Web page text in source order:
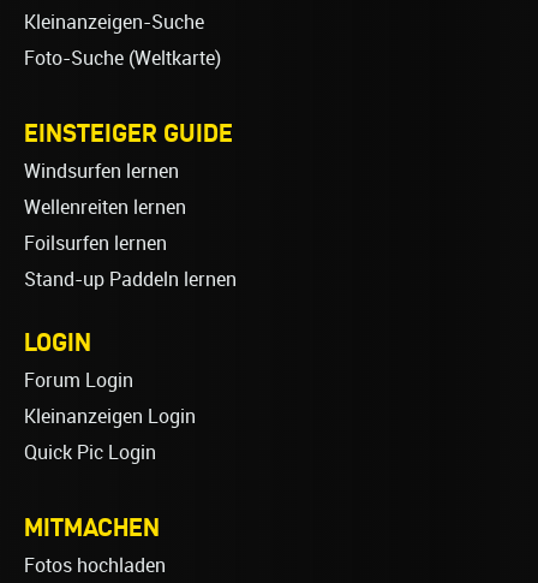
Kleinanzeigen-Suche
Foto-Suche (Weltkarte)
EINSTEIGER GUIDE
Windsurfen lernen
Wellenreiten lernen
Foilsurfen lernen
Stand-up Paddeln lernen
LOGIN
Forum Login
Kleinanzeigen Login
Quick Pic Login
MITMACHEN
Fotos hochladen